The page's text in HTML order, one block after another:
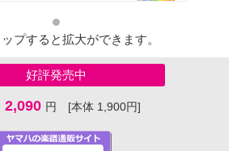
プすると拡大ができます。
好評発売中
2,090 円 [本体 1,900円]